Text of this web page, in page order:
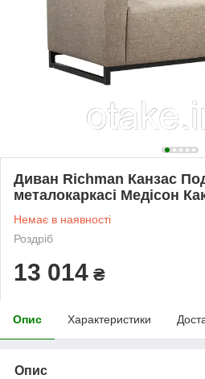
Диван Richman Канзас
металокаркасі Медісон
Немає в наявності
Роздріб
13 014 ₴
Опис Характеристики
Опис